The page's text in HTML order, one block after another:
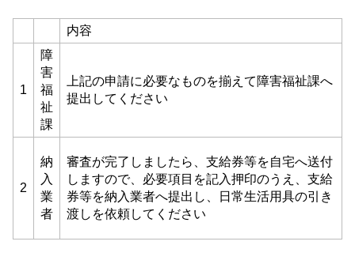
内容
1
障
害
福
祉
課
上記の申請に必要なものを揃えて障害福祉課へ
提出してください
2
納
入
業
者
審査が完了しましたら、支給券等を自宅へ送付
しますので、必要項目を記入押印のうえ、支給
券等を納入業者へ提出し、日常生活用具の引き
渡しを依頼してください